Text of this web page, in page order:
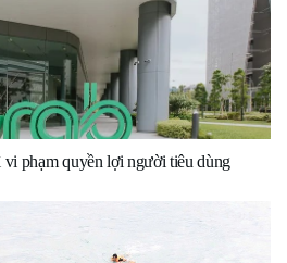
phạm quyền lợi người tiêu dùng